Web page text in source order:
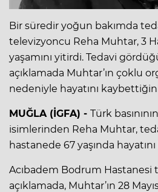
Bir süredir yoğun bakımda
televizyoncu Reha Muhtar, 3
yaşamını yitirdi. Tedavi
açıklamada Muhtar’ın çoklu
nedeniyle hayatını kaybettiğini
MUĞLA (İGFA) - Türk
isimlerinden Reha Muhtar,
hastanede 67 yaşında
Acıbadem Bodrum Hastanesi
açıklamada, Muhtar’ın 28